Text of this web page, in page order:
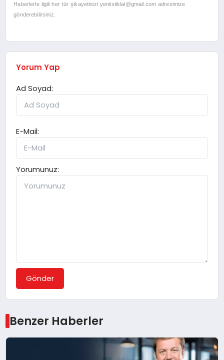
Haberlerle ilgili her tür şikayetinizi yeniistiklal@gmail.com adresimize
gönderebilirsiniz.
Yorum Yap
Ad Soyad:
E-Mail:
Yorumunuz:
Gönder
Benzer Haberler